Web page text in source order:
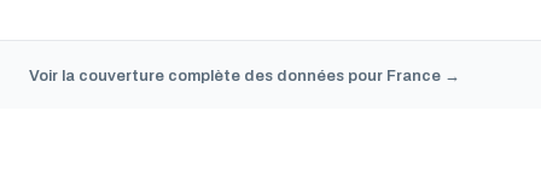
Voir la couverture complète des données pour France →